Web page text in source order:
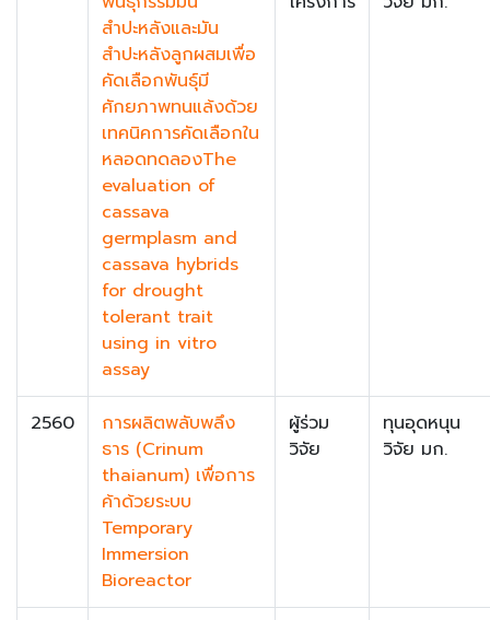
สำปะหลังและมัน
สำปะหลังลูกผสมเพื่อ
คัดเลือกพันธุ์มี
ศักยภาพทนแล้งด้วย
เทคนิคการคัดเลือกใน
หลอดทดลองThe
evaluation of
cassava
germplasm and
cassava hybrids
for drought
tolerant trait
using in vitro
assay
2560
การผลิตพลับพลึง
ธาร (Crinum
thaianum) เพื่อการ
ค้าด้วยระบบ
Temporary
Immersion
Bioreactor
ผู้ร่วม
วิจัย
ทุนอุดหนุน
วิจัย มก.